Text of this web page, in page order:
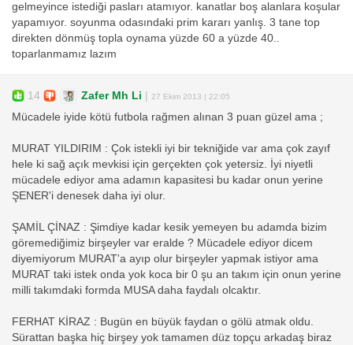
gelmeyince istediği pasları atamıyor. kanatlar boş alanlara koşular
yapamıyor. soyunma odasındaki prim kararı yanlış. 3 tane top
direkten dönmüş topla oynama yüzde 60 a yüzde 40..
toparlanmamız lazım
14 Zafer Mh Li | 27 Ekim 2013 | 22:05
Mücadele iyide kötü futbola rağmen alınan 3 puan güzel ama ;
MURAT YILDIRIM : Çok istekli iyi bir tekniğide var ama çok zayıf
hele ki sağ açık mevkisi için gerçekten çok yetersiz. İyi niyetli
mücadele ediyor ama adamın kapasitesi bu kadar onun yerine
ŞENER'i denesek daha iyi olur.
ŞAMİL ÇİNAZ : Şimdiye kadar kesik yemeyen bu adamda bizim
göremediğimiz birşeyler var eralde ? Mücadele ediyor dicem
diyemiyorum MURAT'a ayıp olur birşeyler yapmak istiyor ama
MURAT taki istek onda yok koca bir 0 şu an takım için onun yerine
milli takımdaki formda MUSA daha faydalı olcaktır.
FERHAT KİRAZ : Bugün en büyük faydan o gölü atmak oldu.
Sürattan başka hiç birşey yok tamamen düz topçu arkadaş biraz